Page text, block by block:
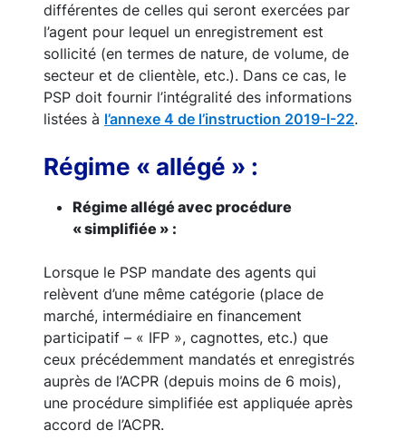
différentes de celles qui seront exercées par
l’agent pour lequel un enregistrement est
sollicité (en termes de nature, de volume, de
secteur et de clientèle, etc.). Dans ce cas, le
PSP doit fournir l’intégralité des informations
listées à l’annexe 4 de l’instruction 2019-I-22.
Régime « allégé » :
Régime allégé avec procédure
« simplifiée » :
Lorsque le PSP mandate des agents qui
relèvent d’une même catégorie (place de
marché, intermédiaire en financement
participatif – « IFP », cagnottes, etc.) que
ceux précédemment mandatés et enregistrés
auprès de l’ACPR (depuis moins de 6 mois),
une procédure simplifiée est appliquée après
accord de l’ACPR.